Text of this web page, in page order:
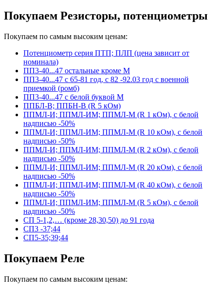
Покупаем Резисторы, потенциометры
Покупаем по самым высоким ценам:
Потенциометр серия ПТП; ПЛП (цена зависит от
номинала)
ПП3-40...47 остальные кроме М
ПП3-40...47 с 65-81 год, с 82 -92.03 год с военной
приемкой (ромб)
ПП3-40...47 с белой буквой М
ППБЛ-В; ППБН-В (R 5 кОм)
ППМЛ-И; ППМЛ-ИМ; ППМЛ-М (R 1 кОм), с белой
надписью -50%
ППМЛ-И; ППМЛ-ИМ; ППМЛ-М (R 10 кОм), с белой
надписью -50%
ППМЛ-И; ППМЛ-ИМ; ППМЛ-М (R 2 кОм), с белой
надписью -50%
ППМЛ-И; ППМЛ-ИМ; ППМЛ-М (R 20 кОм), с белой
надписью -50%
ППМЛ-И; ППМЛ-ИМ; ППМЛ-М (R 40 кОм), с белой
надписью -50%
ППМЛ-И; ППМЛ-ИМ; ППМЛ-М (R 5 кОм), с белой
надписью -50%
СП 5-1,2,… (кроме 28,30,50) до 91 года
СП3 -37;44
СП5-35;39;44
Покупаем Реле
Покупаем по самым высоким ценам: